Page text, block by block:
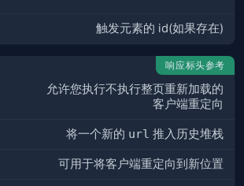
触发元素的 id(如果存在)
响应标头参考
允许您执行不执行整页重新加载的
客户端重定向
将一个新的 url 推入历史堆栈
可用于将客户端重定向到新位置